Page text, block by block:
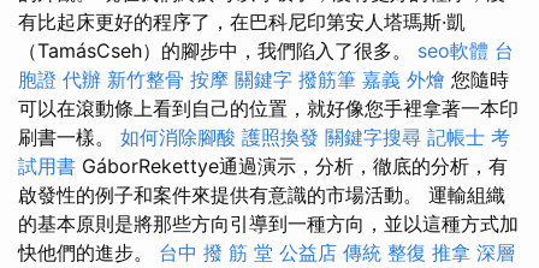
有比起床更好的程序了，在巴科尼印第安人塔瑪斯·凱
（TamásCseh）的腳步中，我們陷入了很多。 seo軟體 台
胞證 代辦 新竹整骨 按摩 關鍵字 撥筋筆 嘉義 外燴 您隨時
可以在滾動條上看到自己的位置，就好像您手裡拿著一本印
刷書一樣。 如何消除腳酸 護照換發 關鍵字搜尋 記帳士 考
試用書 GáborRekettye通過演示，分析，徹底的分析，有
啟發性的例子和案件來提供有意識的市場活動。 運輸組織
的基本原則是將那些方向引導到一種方向，並以這種方式加
快他們的進步。 台中 撥 筋 堂 公益店 傳統 整復 推拿 深層